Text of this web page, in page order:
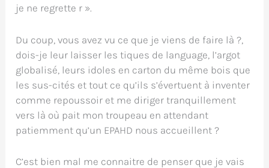
je ne regrette r ».
Du coup, vous avez vu ce que je viens de faire là ?,
dois-je leur laisser les tiques de language, l’argot
globalisé, leurs idoles en carton du même bois que
les sus-cités et tout ce qu’ils s’évertuent à inventer
comme repoussoir et me diriger tranquillement
vers là où pait mon troupeau en attendant
patiemment qu’un EPAHD nous accueillent ?
C’est bien mal me connaitre de penser que je vais